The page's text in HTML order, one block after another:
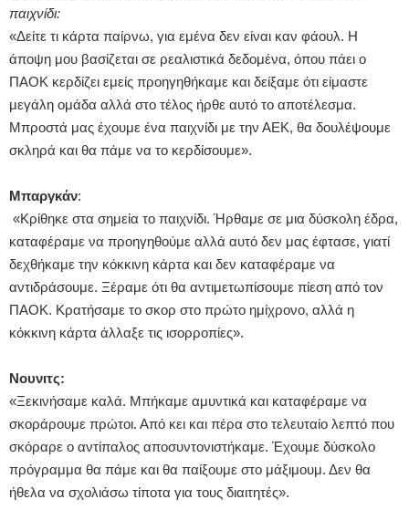
παιχνίδι:
«Δείτε τι κάρτα παίρνω, για εμένα δεν είναι καν φάουλ. Η
άποψη μου βασίζεται σε ρεαλιστικά δεδομένα, όπου πάει ο
ΠΑΟΚ κερδίζει εμείς προηγηθήκαμε και δείξαμε ότι είμαστε
μεγάλη ομάδα αλλά στο τέλος ήρθε αυτό το αποτέλεσμα.
Μπροστά μας έχουμε ένα παιχνίδι με την ΑΕΚ, θα δουλέψουμε
σκληρά και θα πάμε να το κερδίσουμε».
Μπαργκάν:
«Κρίθηκε στα σημεία το παιχνίδι. Ήρθαμε σε μια δύσκολη έδρα,
καταφέραμε να προηγηθούμε αλλά αυτό δεν μας έφτασε, γιατί
δεχθήκαμε την κόκκινη κάρτα και δεν καταφέραμε να
αντιδράσουμε. Ξέραμε ότι θα αντιμετωπίσουμε πίεση από τον
ΠΑΟΚ. Κρατήσαμε το σκορ στο πρώτο ημίχρονο, αλλά η
κόκκινη κάρτα άλλαξε τις ισορροπίες».
Νουνιτς:
«Ξεκινήσαμε καλά. Μπήκαμε αμυντικά και καταφέραμε να
σκοράρουμε πρώτοι. Από κει και πέρα στο τελευταίο λεπτό που
σκόραρε ο αντίπαλος αποσυντονιστήκαμε. Έχουμε δύσκολο
πρόγραμμα θα πάμε και θα παίξουμε στο μάξιμουμ. Δεν θα
ήθελα να σχολιάσω τίποτα για τους διαιτητές».